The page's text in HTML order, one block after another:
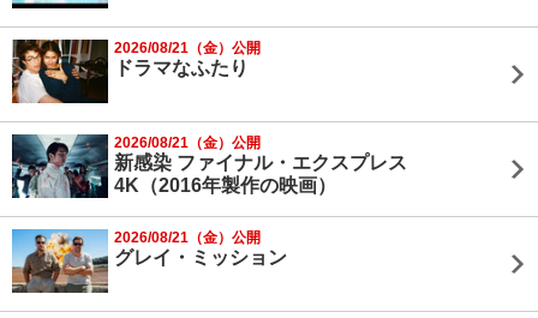
2026/08/21（金）公開
ドラマなふたり
2026/08/21（金）公開
新感染 ファイナル・エクスプレス
4K（2016年製作の映画）
2026/08/21（金）公開
グレイ・ミッション